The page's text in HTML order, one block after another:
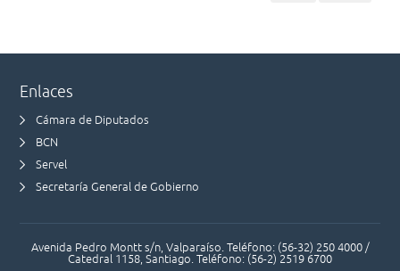
Enlaces
Cámara de Diputados
BCN
Servel
Secretaría General de Gobierno
Avenida Pedro Montt s/n, Valparaíso. Teléfono: (56-32) 250 4000 /
Catedral 1158, Santiago. Teléfono: (56-2) 2519 6700